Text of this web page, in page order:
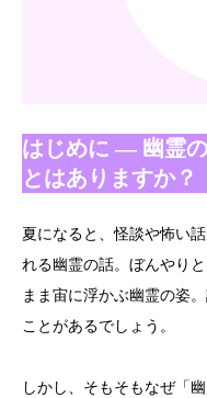
はじめに ― 幽霊
とはありますか？
夏になると、怪談や怖い
れる幽霊の話。ぼんやり
まま宙に浮かぶ幽霊の姿
ことがあるでしょう。
しかし、そもそもなぜ「